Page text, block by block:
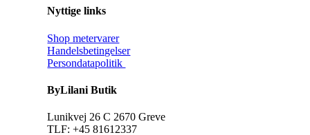
Nyttige links
Shop metervarer
Handelsbetingelser
Persondatapolitik
ByLilani Butik
Lunikvej 26 C 2670 Greve
TLF: +45 81612337